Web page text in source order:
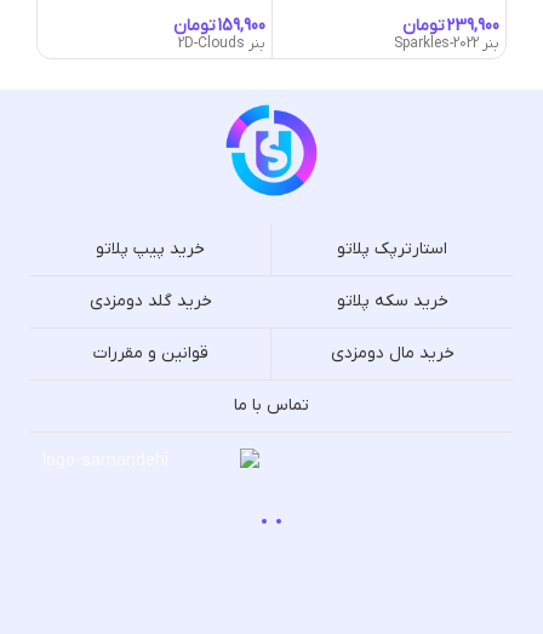
تومان
بنر 2022-Sparkles
تومان
بنر 2D-Clouds
استارترپک پلاتو خرید پیپ پلاتو
خرید سکه پلاتو خرید گلد دومزدی
خرید مال دومزدی قوانین و مقررات
تماس با ما